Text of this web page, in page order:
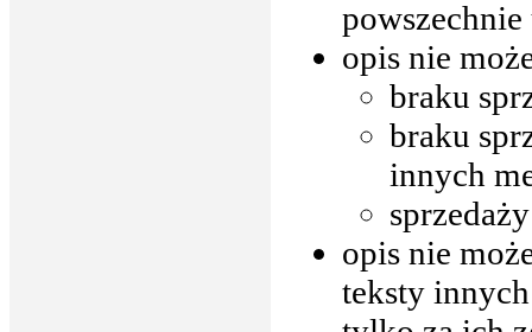
opis nie
braku
braku
innych
opis nie
teksty